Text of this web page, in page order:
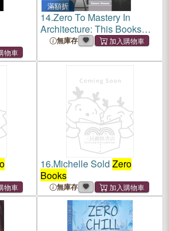
滿額折
14.Zero To Mastery In
Architecture: This Books
Covers A-Z About
Edition
無庫存
16.Michelle Sold Zero
Books
無庫存